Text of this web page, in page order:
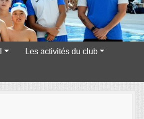
Les activités du club